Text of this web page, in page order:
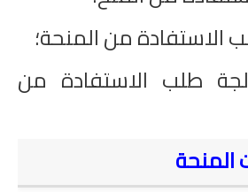
الاستفادة من المنحة؛
طلب الاستفادة من